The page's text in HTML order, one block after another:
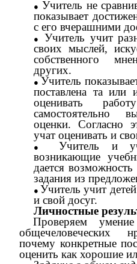
Учитель не
показывает
с его вчерашними
Учитель учит
своих мыслей,
собственного
других.
Учитель
поставлена та или
оценивать
самостоятельно
оценки. Согласно
учат оценивать и
Учитель и
возникающие
дается
задания из
Учитель учит
и свой досуг.
Личностные
Проверяем
общечеловеческих
почему конкретные
оценить как хорошие